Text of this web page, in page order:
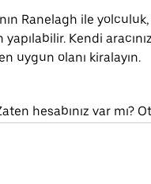
Ranelagh ile
Kendi
uygun olanı kiralayın.
hesabınız var mı?